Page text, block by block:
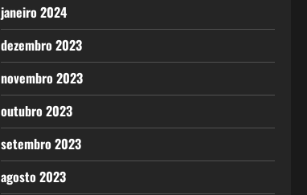
janeiro 2024
dezembro 2023
novembro 2023
outubro 2023
setembro 2023
agosto 2023